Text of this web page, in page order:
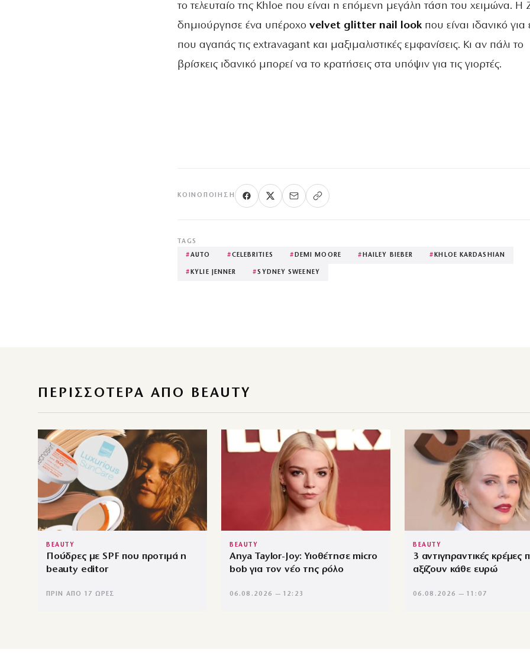
το τελευταίο της Khloe που είναι η επόμενη μεγάλη τάση του χειμώνα. Η
δημιούργησε ένα υπέροχο velvet glitter nail look που είναι ιδανικό για
που αγαπάς τις extravagant και μαξιμαλιστικές εμφανίσεις. Κι αν πάλι το
βρίσκεις ιδανικό μπορεί να το κρατήσεις στα υπόψιν για τις γιορτές.
ΚΟΙΝΟΠΟΊΗΣΗ
TAGS
#AUTO #CELEBRITIES # DEMI MOORE # HAILEY BIEBER # KHLOE KARDASHIAN
# KYLIE JENNER #SYDNEY SWEENEY
ΠΕΡΙΣΣΌΤΕΡΑ ΑΠΌ BEAUTY
BEAUTY
Πούδρες με SPF που προτιμά η
beauty editor
ΠΡΙΝ ΑΠΌ 17 ΏΡΕΣ
BEAUTY
Anya Taylor-Joy: Υιοθέτησε micro
bob για τον νέο της ρόλο
06.08.2026 — 12:23
BEAUTY
3 αντιγηραντικές κρέμες
αξίζουν κάθε ευρώ
06.08.2026 — 11:07